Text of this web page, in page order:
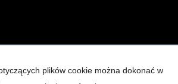
plików cookie można dokonać w